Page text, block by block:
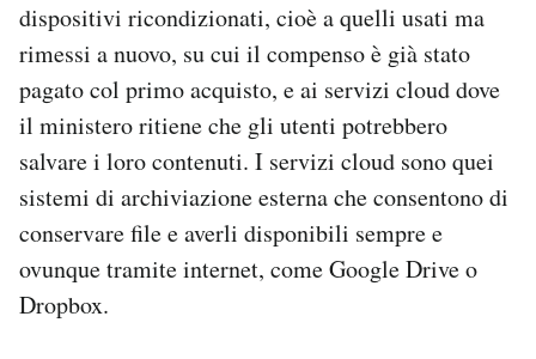
dispositivi ricondizionati, cioè a quelli usati ma
rimessi a nuovo, su cui il compenso è già stato
pagato col primo acquisto, e ai servizi cloud dove
il ministero ritiene che gli utenti potrebbero
salvare i loro contenuti. I servizi cloud sono quei
sistemi di archiviazione esterna che consentono di
conservare file e averli disponibili sempre e
ovunque tramite internet, come Google Drive o
Dropbox.